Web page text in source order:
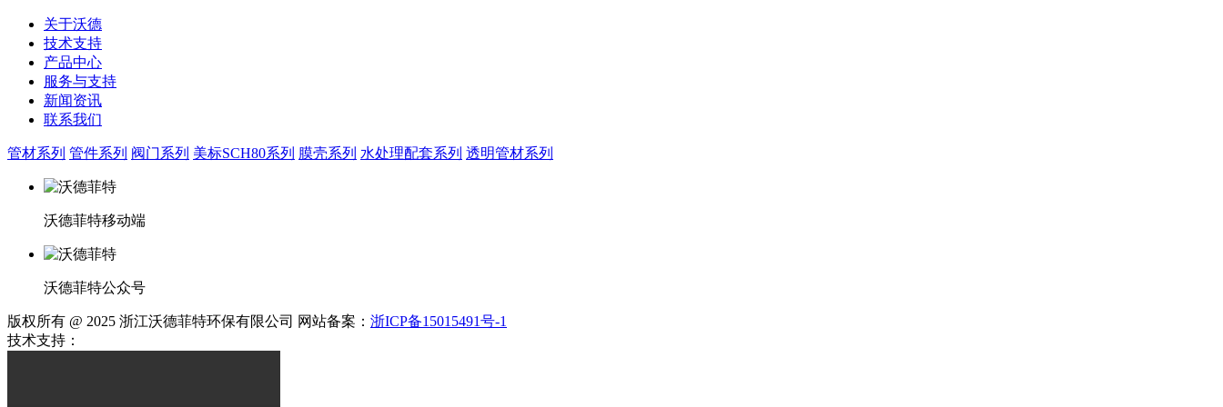
关于沃德
技术支持
产品中心
服务与支持
新闻资讯
联系我们
管材系列 管件系列 阀门系列 美标SCH80系列 膜壳系列 水处理配套系列 透明管材系列
沃德菲特移动端
沃德菲特公众号
版权所有 @ 2025 浙江沃德菲特环保有限公司 网站备案： 浙ICP备15015491号-1
技术支持：